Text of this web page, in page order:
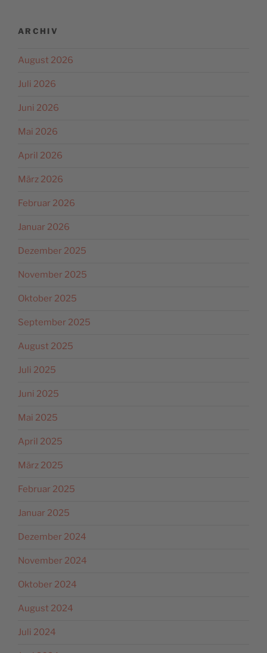
ARCHIV
August 2026
Juli 2026
Juni 2026
Mai 2026
April 2026
März 2026
Februar 2026
Januar 2026
Dezember 2025
November 2025
Oktober 2025
September 2025
August 2025
Juli 2025
Juni 2025
Mai 2025
April 2025
März 2025
Februar 2025
Januar 2025
Dezember 2024
November 2024
Oktober 2024
August 2024
Juli 2024